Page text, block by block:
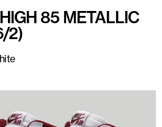
85 METALLIC
2)